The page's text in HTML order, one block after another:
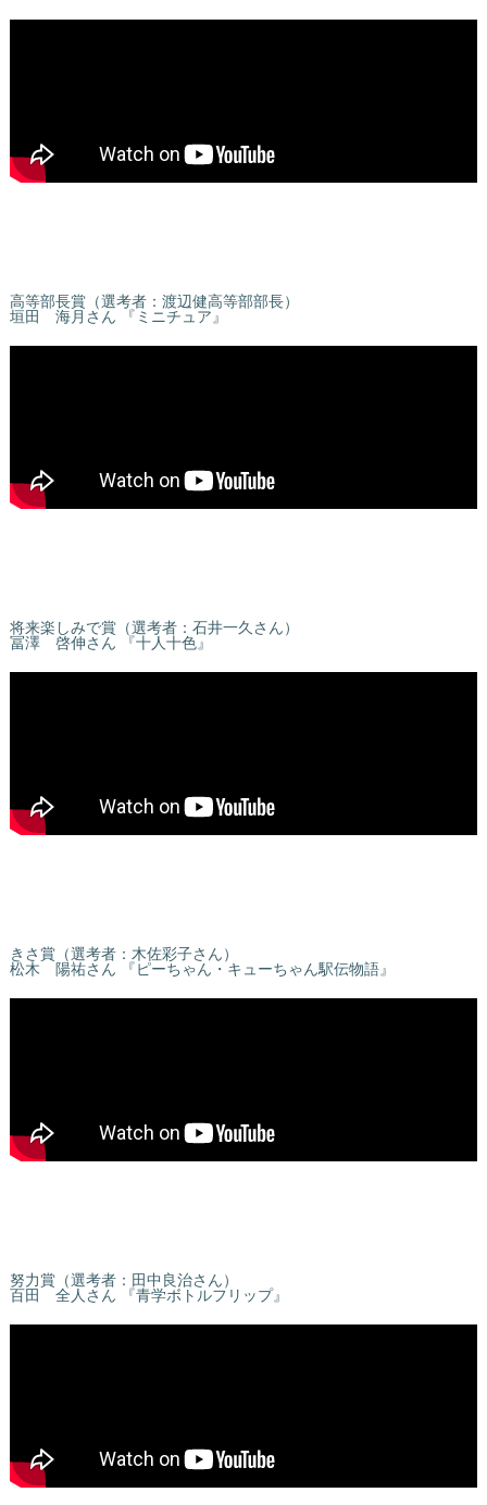
高等部長賞（選考者：渡辺健高等部部長）
垣田 海月さん 『ミニチュア』
将来楽しみで賞（選考者：石井一久さん）
冨澤 啓伸さん 『十人十色』
きさ賞（選考者：木佐彩子さん）
松木 陽祐さん 『ピーちゃん・キューちゃん駅伝物語』
努力賞（選考者：田中良治さん）
百田 全人さん 『青学ボトルフリップ』